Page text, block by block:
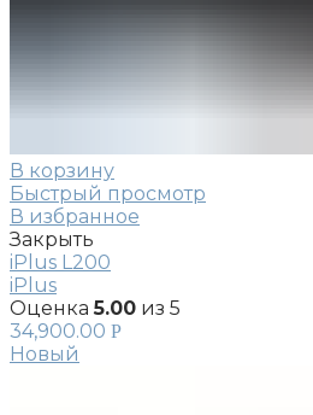
В корзину
Быстрый просмотр
В избранное
Закрыть
iPlus L200
iPlus
Оценка5.00 из 5
34,900.00 Р
Новый